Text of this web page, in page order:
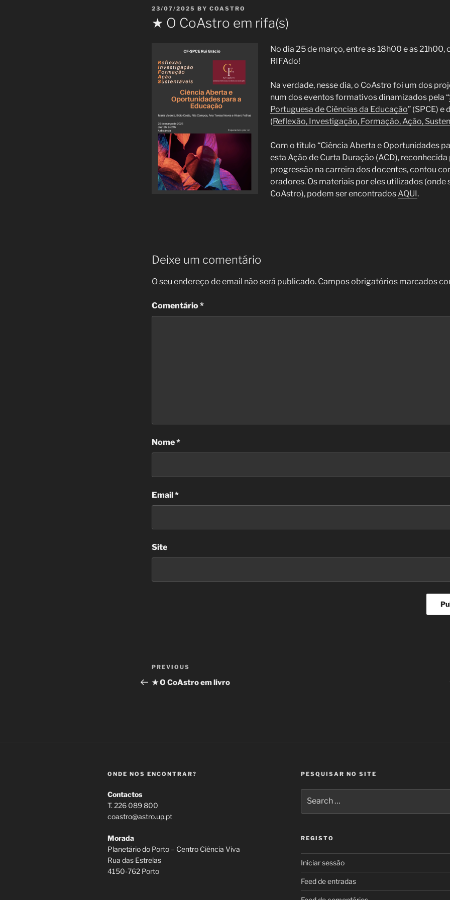
POSTED
23/07/2025 BY COASTRO
★ O CoAstro em rifa(s)
No dia 25 de março, entre as 18h00 e as
RIFAdo!
Na verdade, nesse dia, o CoAstro foi um dos
num dos eventos formativos dinamizados pela “
Portuguesa de Ciências da Educação” (SPCE)
( Reflexão, Investigação, Formação, Ação,
Com o título “Ciência Aberta e Oportunidades
esta Ação de Curta Duração (ACD),
progressão na carreira dos docentes, contou
oradores. Os materiais por eles utilizados (onde
CoAstro), podem ser encontradosAQUI.
Deixe um comentário
O seu endereço de email não será publicado. Campos obrigatórios marcados
Comentário*
Nome*
Email*
Site
Navegação
de
Previous
Post
PREVIOUS
★ O CoAstro em livro
ONDE NOS ENCONTRAR?
Contactos
T. 226 089 800
coastro@astro.up.pt
Morada
Planetário do Porto – Centro Ciência Viva
Rua das Estrelas
4150-762 Porto
PESQUISAR NO SITE
for:
REGISTO
Iniciar sessão
Feed de entradas